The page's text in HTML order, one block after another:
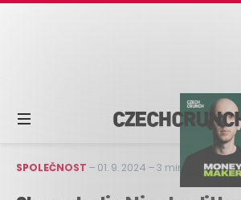
SPOLEČNOST – 01. 9. 2024 –3 min čtení